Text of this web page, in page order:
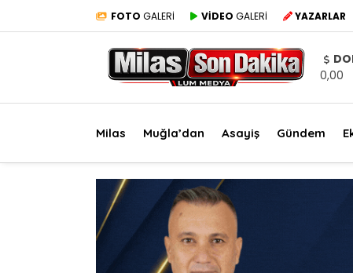
FOTO GALERİ VİDEO GALERİ YAZARLAR
0,00
Milas Muğla’dan Asayiş Gündem